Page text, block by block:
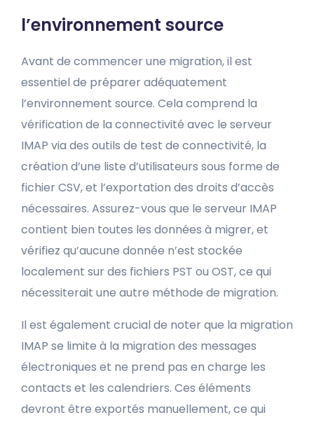
l’environnement source
Avant de commencer une migration, il est
essentiel de préparer adéquatement
l’environnement source. Cela comprend la
vérification de la connectivité avec le serveur
IMAP via des outils de test de connectivité, la
création d’une liste d’utilisateurs sous forme de
fichier CSV, et l’exportation des droits d’accès
nécessaires. Assurez-vous que le serveur IMAP
contient bien toutes les données à migrer, et
vérifiez qu’aucune donnée n’est stockée
localement sur des fichiers PST ou OST, ce qui
nécessiterait une autre méthode de migration.
Il est également crucial de noter que la migration
IMAP se limite à la migration des messages
électroniques et ne prend pas en charge les
contacts et les calendriers. Ces éléments
devront être exportés manuellement, ce qui